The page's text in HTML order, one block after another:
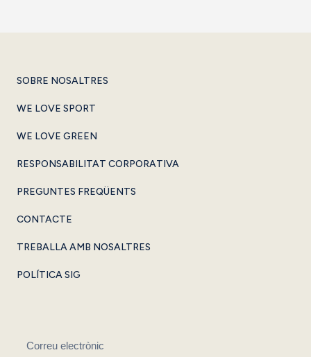
SOBRE NOSALTRES
WE LOVE SPORT
WE LOVE GREEN
RESPONSABILITAT CORPORATIVA
PREGUNTES FREQÜENTS
CONTACTE
TREBALLA AMB NOSALTRES
POLÍTICA SIG